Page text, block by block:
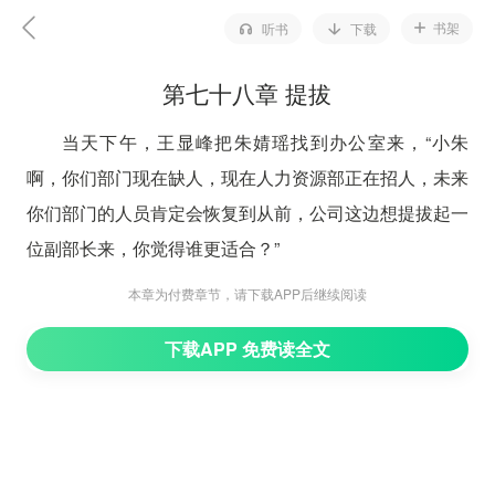
听书 下载 书架
第七十八章 提拔
当天下午，王显峰把朱婧瑶找到办公室来，“小朱
啊，你们部门现在缺人，现在人力资源部正在招人，未来
你们部门的人员肯定会恢复到从前，公司这边想提拔起一
位副部长来，你觉得谁更适合？”
朱婧瑶忽然就想到彭玲这几天的殷勤，原来是因为这
道，说明什么？说明彭玲在公司培养着自己的关
本章为付费章节，请下载APP后继续阅读
下载APP 免费读全文